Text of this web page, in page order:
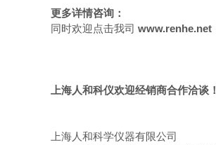
更多详情咨询：
同时欢迎点击我司 www.renhe.net
上海人和科仪欢迎经销商合作洽谈！
上海人和科学仪器有限公司